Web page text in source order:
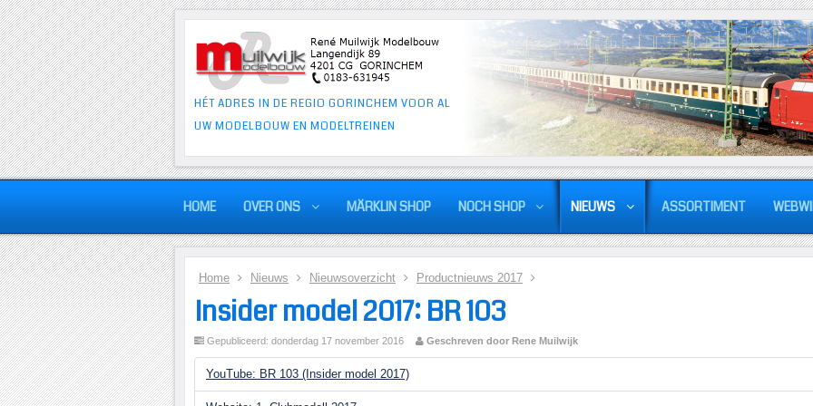
HÉT ADRES IN DE REGIO GORINCHEM VOOR AL
UW MODELBOUW EN MODELTREINEN
HOME OVER ONS MÄRKLIN SHOP NOCH SHOP NIEUWS ASSORTIMENT
Home Nieuws Nieuwsoverzicht Productnieuws 2017
Insider model 2017: BR 103
Gepubliceerd: donderdag 17 november 2016 Geschreven door Rene Muilwijk
YouTube: BR 103 (Insider model 2017)